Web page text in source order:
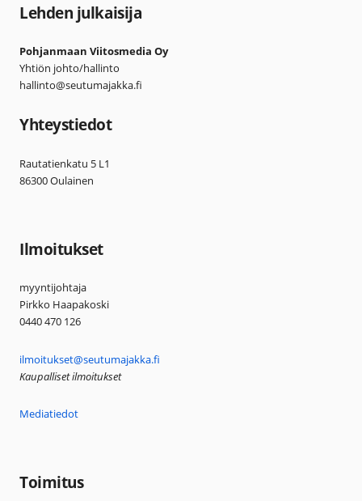
Lehden julkaisija
Pohjanmaan Viitosmedia Oy
Yhtiön johto/hallinto
hallinto@seutumajakka.fi
Yhteystiedot
Rautatienkatu 5 L1
86300 Oulainen
Ilmoitukset
myyntijohtaja
Pirkko Haapakoski
0440 470 126
ilmoitukset@seutumajakka.fi
Kaupalliset ilmoitukset
Mediatiedot
Toimitus